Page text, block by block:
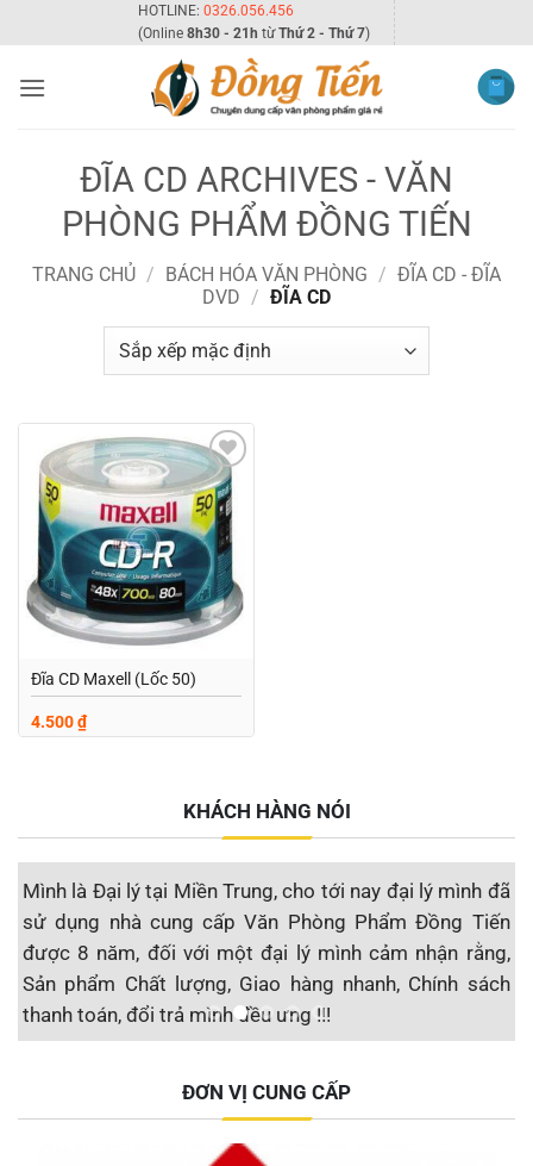
qua
dung
HOTLINE: 0326.056.456
(Online 8h30 - 21h từThứ 2 - Thứ 7)
ĐĨA CD ARCHIVES - VĂN
PHÒNG PHẨM ĐỒNG TIẾN
TRANG CHỦ / BÁCH HÓA VĂN PHÒNG / ĐĨA CD - ĐĨA
DVD / ĐĨA CD
Add to
wishlist
Đĩa CD Maxell (Lốc 50)
4.500₫
KHÁCH HÀNG NÓI
Mình là Đại lý tại Miền Trung, cho tới nay đại lý mình đã
sử dụng nhà cung cấp Văn Phòng Phẩm Đồng Tiến
được 8 năm, đối với một đại lý mình cảm nhận rằng,
Sản phẩm Chất lượng, Giao hàng nhanh, Chính sách
thanh toán, đổi trả mình đều ưng !!!
ĐƠN VỊ CUNG CẤP